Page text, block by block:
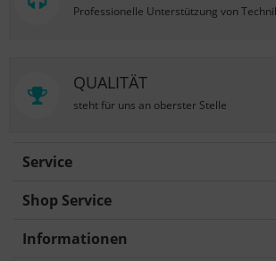
Professionelle Unterstützung von
QUALITÄT
steht für uns an oberster Stelle
Service
Shop Service
Informationen